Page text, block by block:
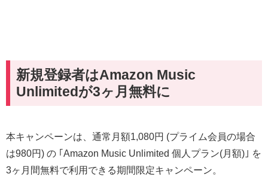
新規登録者はAmazon Music
Unlimitedが3ヶ月無料に
本キャンペーンは、通常月額1,080円 (プライム会員の場合
は980円) の ｢Amazon Music Unlimited 個人プラン(月額)｣ を
3ヶ月間無料で利用できる期間限定キャンペーン。